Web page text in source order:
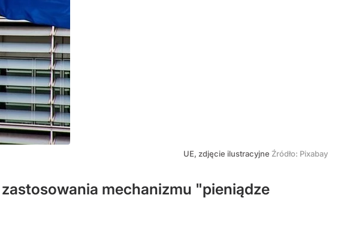
UE, zdjęcie ilustracyjne Źródło: Pixabay
mechanizmu "pieniądze